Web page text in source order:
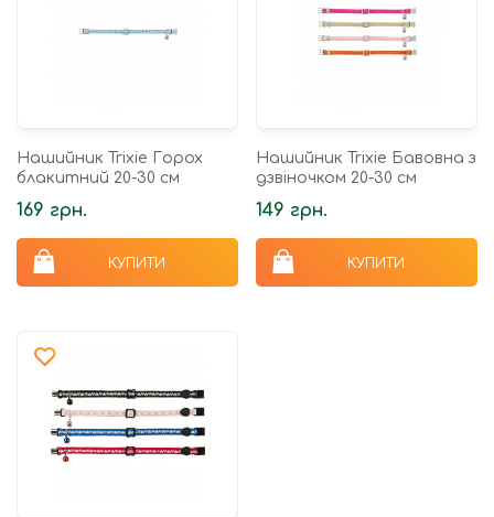
Нашийник Trixie Горох
блакитний 20-30 см
169 грн.
КУПИТИ
Нашийник Trixie Бавовна з
дзвіночком 20-30 см
149 грн.
КУПИТИ